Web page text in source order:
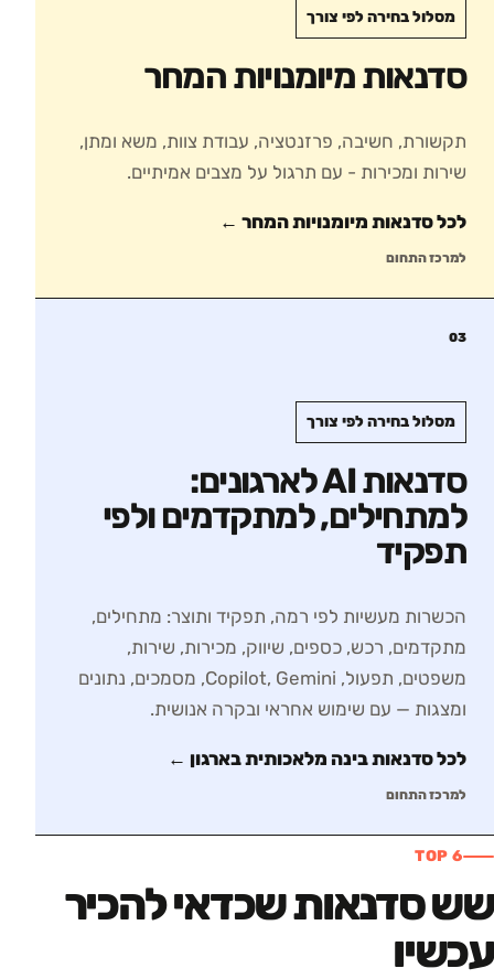
מסלול בחירה לפי צורך
סדנאות מיומנויות המחר
תקשורת, חשיבה, פרזנטציה, עבודת צוות, משא ומתן,
שירות ומכירות - עם תרגול על מצבים אמיתיים.
לכל סדנאות מיומנויות המחר ←
למרכז התחום
03
מסלול בחירה לפי צורך
סדנאות AI לארגונים:
למתחילים, למתקדמים ולפי
תפקיד
הכשרות מעשיות לפי רמה, תפקיד ותוצר: מתחילים,
מתקדמים, רכש, כספים, שיווק, מכירות, שירות,
משפטים, תפעול, Copilot, Gemini, מסמכים, נתונים
ומצגות — עם שימוש אחראי ובקרה אנושית.
לכל סדנאותבינה מלאכותית בארגון ←
למרכז התחום
TOP 6
שש סדנאות שכדאי להכיר
עכשיו